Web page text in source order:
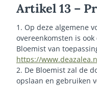
Artikel 13 –
1. Op deze algemene
overeenkomsten is
Bloemist van
https://
2. De Bloemist zal de
opslaan en gebruiken